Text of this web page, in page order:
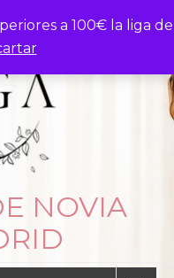
a 100€ la liga de
NOVIA